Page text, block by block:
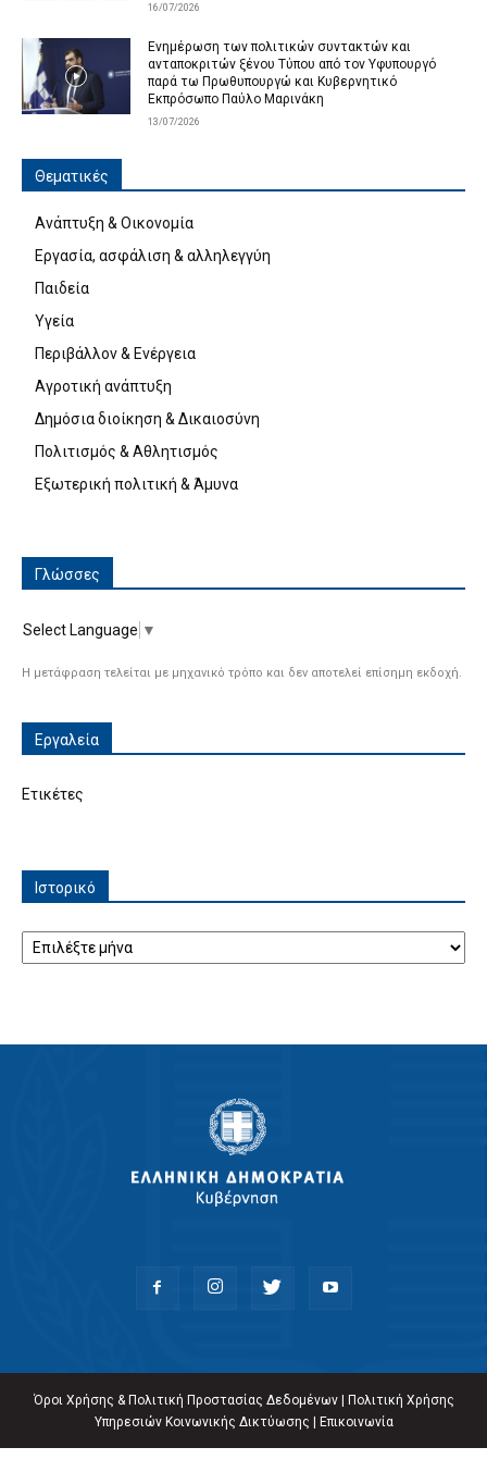
16/07/2026
Ενημέρωση των πολιτικών συντακτών και
ανταποκριτών ξένου Τύπου από τον Υφυπουργό
παρά τω Πρωθυπουργώ και Κυβερνητικό
Εκπρόσωπο Παύλο Μαρινάκη
13/07/2026
Θεματικές
Ανάπτυξη & Οικονομία
Εργασία, ασφάλιση & αλληλεγγύη
Παιδεία
Υγεία
Περιβάλλον & Ενέργεια
Αγροτική ανάπτυξη
Δημόσια διοίκηση & Δικαιοσύνη
Πολιτισμός & Αθλητισμός
Εξωτερική πολιτική & Άμυνα
Γλώσσες
Select Language ▼
Η μετάφραση τελείται με μηχανικό τρόπο και δεν αποτελεί επίσημη εκδοχή.
Εργαλεία
Ετικέτες
Ιστορικό
Όροι Χρήσης & Πολιτική Προστασίας Δεδομένων|
Πολιτική Χρήσης
Υπηρεσιών Κοινωνικής Δικτύωσης
Επικοινωνία